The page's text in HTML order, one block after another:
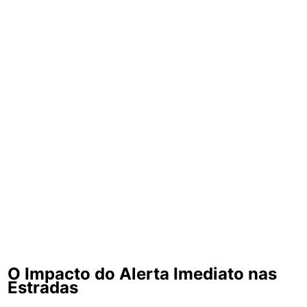
O Impacto do Alerta Imediato nas
Estradas